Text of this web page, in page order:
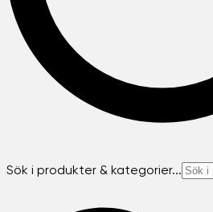
Sök i produkter & kategorier...